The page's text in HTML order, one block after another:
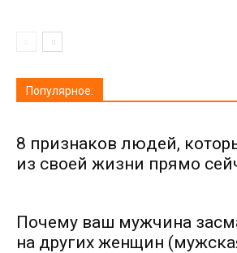
Популярное:
8 признаков людей,
из своей жизни прямо
Почему ваш мужчина
на других женщин